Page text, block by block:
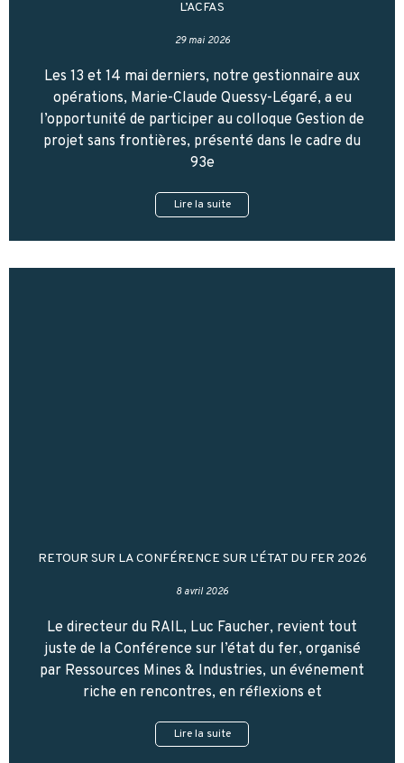
L’ACFAS
29 mai 2026
Les 13 et 14 mai derniers, notre gestionnaire aux
opérations, Marie-Claude Quessy-Légaré, a eu
l’opportunité de participer au colloque Gestion de
projet sans frontières, présenté dans le cadre du
93e
Lire la suite
RETOUR SUR LA CONFÉRENCE SUR L’ÉTAT DU FER 2026
8 avril 2026
Le directeur du RAIL, Luc Faucher, revient tout
juste de la Conférence sur l’état du fer, organisé
par Ressources Mines & Industries, un événement
riche en rencontres, en réflexions et
Lire la suite